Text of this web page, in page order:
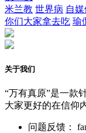
米兰教 世界病 自
你们大家拿去吃 瑜
关于我们
“万有真原”是一款
大家更好的在信仰
问题反馈：